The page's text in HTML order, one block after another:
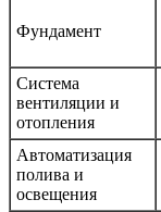
Фундамент
Система
вентиляции и
отопления
Автоматизация
полива и
освещения